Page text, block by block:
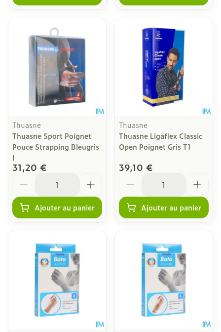
Thuasne
Thuasne Sport Poignet
Pouce Strapping Bleugris
l
31,20 €
Ajouter au panier
Thuasne
Thuasne Ligaflex Classic
Open Poignet Gris T1
39,10 €
Ajouter au panier